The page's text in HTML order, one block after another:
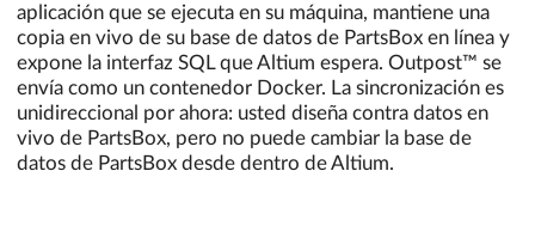
aplicación que se ejecuta en su máquina, mantiene una
copia en vivo de su base de datos de PartsBox en línea y
expone la interfaz SQL que Altium espera. Outpost™ se
envía como un contenedor Docker. La sincronización es
unidireccional por ahora: usted diseña contra datos en
vivo de PartsBox, pero no puede cambiar la base de
datos de PartsBox desde dentro de Altium.